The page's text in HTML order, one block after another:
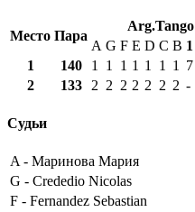
Место Пара
Arg.Tango
A G F E D C B 1
1
140 1 1 1 1 1 1 1 7
2
133 2 2 2 2 2 2 2 -
Судьи
A - Маринова Мария
G - Crededio Nicolas
F - Fernandez Sebastian